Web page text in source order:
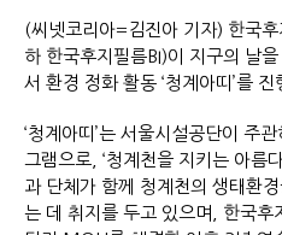
(씨넷코리아=김진아 기자) 한국후
하 한국후지필름BI)이 지구의 날
서 환경 정화 활동 ‘청계아띠’를
‘청계아띠’는 서울시설공단이 주
그램으로, ‘청계천을 지키는 아름
과 단체가 함께 청계천의 생태환
는 데 취지를 두고 있으며, 한국